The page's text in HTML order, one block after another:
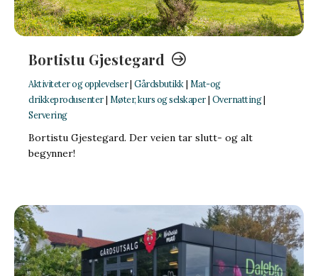
Bortistu Gjestegard
Aktiviteter og opplevelser| Gårdsbutikk| Mat-og
drikkeprodusenter| Møter, kurs og selskaper| Overnatting|
Servering
Bortistu Gjestegard. Der veien tar slutt- og alt
begynner!